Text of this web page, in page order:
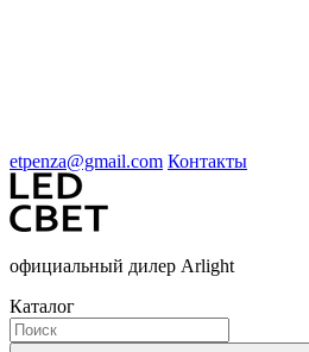
etpenza@gmail.com Контакты
официальный дилер Arlight
Каталог